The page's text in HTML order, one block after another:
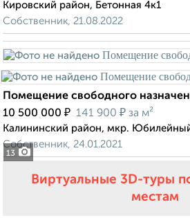
Кировский район, Бетонная 4к1
Собственник, 21.08.2022
13
Помещение свободного
10 500 000 ₽ 141 900 ₽ за м²
Калининский район, мкр.
Собственник, 24.01.2021
Виртуальные 3D-туры
местам